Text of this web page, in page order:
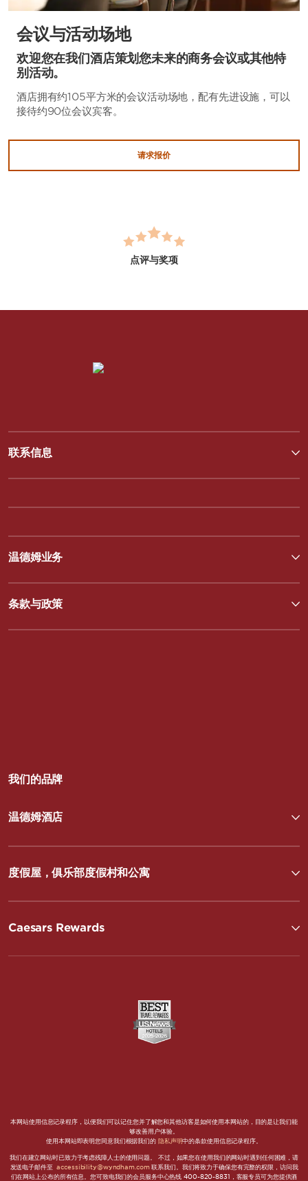
会议与活动场地
欢迎您在我们酒店策划您未来的商务会议或其他特
别活动。
酒店拥有约105平方米的会议活动场地，配有先进设施，可以
接待约90位会议宾客。
请求报价
点评与奖项
联系信息
温德姆业务
条款与政策
我们的品牌
温德姆酒店
度假屋，俱乐部度假村和公寓
Caesars Rewards
本网站使用信息记录程序，以便我们可以记住您并了解您和其他访客是如何使用本网站的，目的是让我们能
够改善用户体验。
使用本网站即表明您同意我们根据我们的 隐私声明中的条款使用信息记录程序。
我们在建立网站时已致力于考虑残障人士的使用问题。 不过，如果您在使用我们的网站时遇到任何困难，请
发送电子邮件至accessibility@wyndham.com联系我们。我们将致力于确保您有完整的权限，访问我
们在网站上公布的所有信息。您可致电我们的会员服务中心热线 400-820-8831，客服专员可为您提供酒